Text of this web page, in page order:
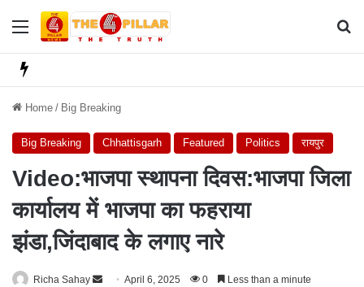
Menu
Home / Big Breaking
Big Breaking Chhattisgarh Featured Politics रायपुर
Video:भाजपा स्थापना दिवस:भाजपा जिला
कार्यालय में भाजपा का फहराया
झंडा,जिंदाबाद के लगाए नारे
Richa Sahay April 6, 2025 0 Less than a minute